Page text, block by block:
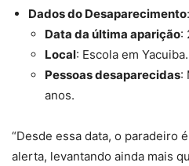
Dados do Desaparecimento:
Data da última aparição:
Local: Escola em Yacuiba.
Pessoas desaparecidas:
anos.
“Desde essa data, o paradeiro
alerta, levantando ainda mais